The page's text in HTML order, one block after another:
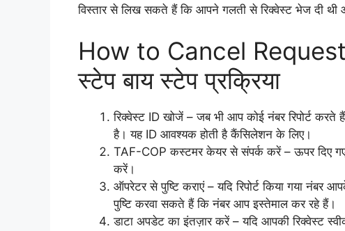
विस्तार से लिख सकते हैं कि आपने गलती से रिक्वेस्ट भेज दी थी
How to Cancel
स्टेप बाय स्टेप प्रक्रिया
रिक्वेस्ट ID खोजें – जब भी आप कोई नंबर रिपोर्ट करते
है। यह ID आवश्यक होती है कैंसिलेशन के लिए।
TAF-COP कस्टमर केयर से संपर्क करें – ऊपर दिए
करें।
ऑपरेटर से पुष्टि कराएं – यदि रिपोर्ट किया गया
पुष्टि करवा सकते हैं कि नंबर आप इस्तेमाल कर रहे हैं।
डाटा अपडेट का इंतज़ार करें – यदि आपकी रिक्वेस्ट